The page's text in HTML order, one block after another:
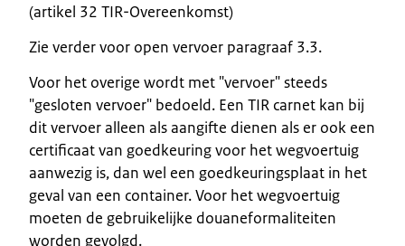
(artikel 32 TIR-Overeenkomst)
Zie verder voor open vervoer paragraaf 3.3.
Voor het overige wordt met "vervoer" steeds
"gesloten vervoer" bedoeld. Een TIR carnet kan bij
dit vervoer alleen als aangifte dienen als er ook een
certificaat van goedkeuring voor het wegvoertuig
aanwezig is, dan wel een goedkeuringsplaat in het
geval van een container. Voor het wegvoertuig
moeten de gebruikelijke douaneformaliteiten
worden gevolgd.